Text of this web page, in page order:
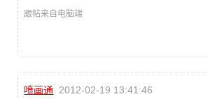
跟帖来自电脑端
喷画通 2012-02-19 13:41:46